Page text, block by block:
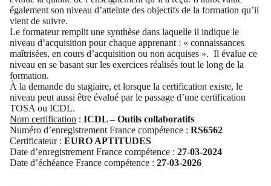
également son niveau d’atteinte des objectifs de la formation qu’il
vient de suivre.
Le formateur remplit une synthèse dans laquelle il indique le
niveau d’acquisition pour chaque apprenant : « connaissances
maîtrisées, en cours d’acquisition ou non acquises ». Il évalue ce
niveau en se basant sur les exercices réalisés tout le long de la
formation.
À la demande du stagiaire, et lorsque la certification existe, le
niveau peut aussi être évalué par le passage d’une certification
TOSA ou ICDL.
Nom certification : ICDL – Outils collaboratifs
Numéro d’enregistrement France compétence : RS6562
Certificateur : EURO APTITUDES
Date d’enregistrement France compétence : 27-03-2024
Date d’échéance France compétence : 27-03-2026